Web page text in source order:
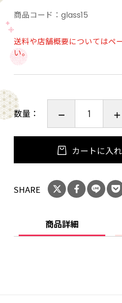
商品コード： glass15
送料や店舗概要についてはペ
い。
数量：
カートに入
SHARE
商品詳細